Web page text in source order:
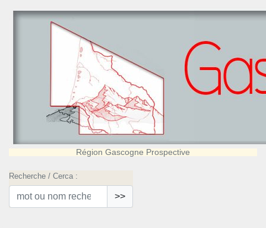
Région Gascogne Prospective
Recherche / Cerca :
>>